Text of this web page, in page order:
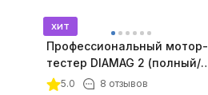
хит
Профессиональный мотор-
тестер DIAMAG 2 (полный/
максимальный комплект)
5.0 8 отзывов